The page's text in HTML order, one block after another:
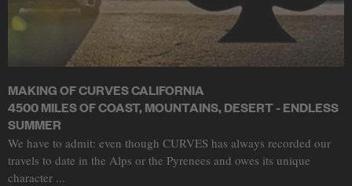
MAKING OF CURVES CALIFORNIA
4500 MILES OF COAST, MOUNTAINS, DESERT - ENDLESS
SUMMER
We have to admit: even though CURVES has always recorded our
travels to date in the Alps or the Pyrenees and owes its unique
character ...